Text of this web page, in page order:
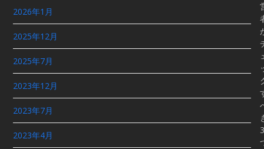
2026年1月
2025年12月
2025年7月
2023年12月
2023年7月
2023年4月
3